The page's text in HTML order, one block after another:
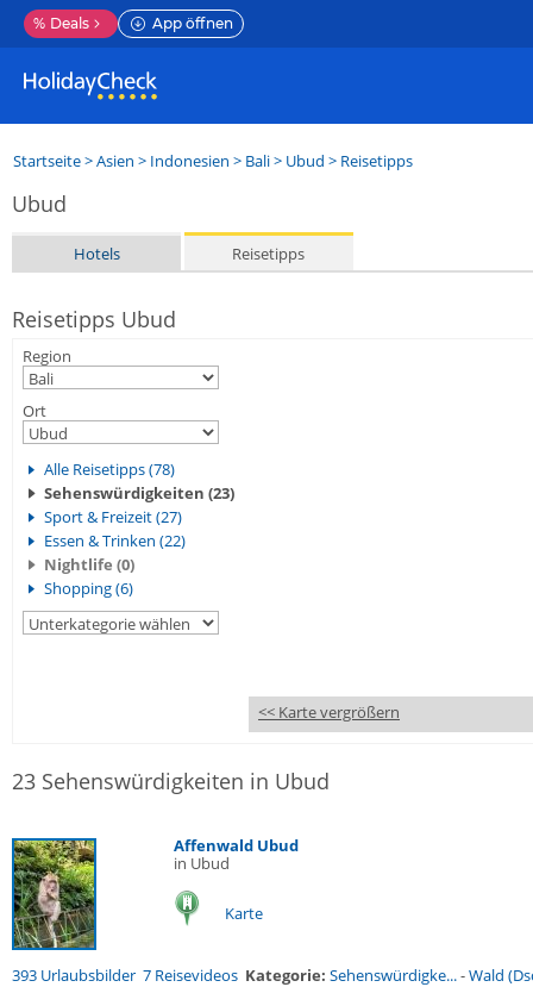
% Deals App öffnen
Startseite>Asien > Indonesien > Bali> Ubud > Reisetipps
Ubud
Hotels Reisetipps
Reisetipps Ubud
Region
Ort
Alle Reisetipps (78)
Sehenswürdigkeiten (23)
Sport & Freizeit (27)
Essen & Trinken (22)
Nightlife (0)
Shopping (6)
<< Karte vergrößern
23 Sehenswürdigkeiten in Ubud
Affenwald Ubud
in Ubud
Karte
393 Urlaubsbilder 7 Reisevideos Kategorie: Sehenswürdigke...-Wald